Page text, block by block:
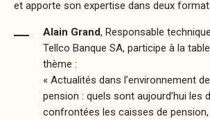
et apporte son expertise dans deux
Alain Grand, Responsable
Tellco Banque SA, participe à la
thème :
« Actualités dans l’environnement
pension : quels sont aujourd’hui les
confrontées les caisses de